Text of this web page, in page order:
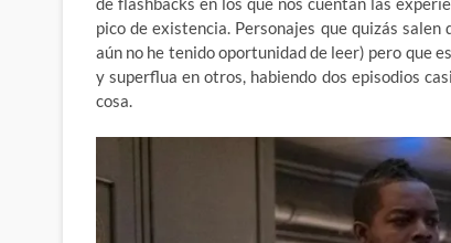
pico de existencia. Personajes que quizás
aún no he tenido oportunidad de leer) pero que
y superflua en otros, habiendo dos episodios
cosa.